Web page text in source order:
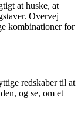
at huske, at
Overvej
kombinationer for
redskaber til at
og se, om et